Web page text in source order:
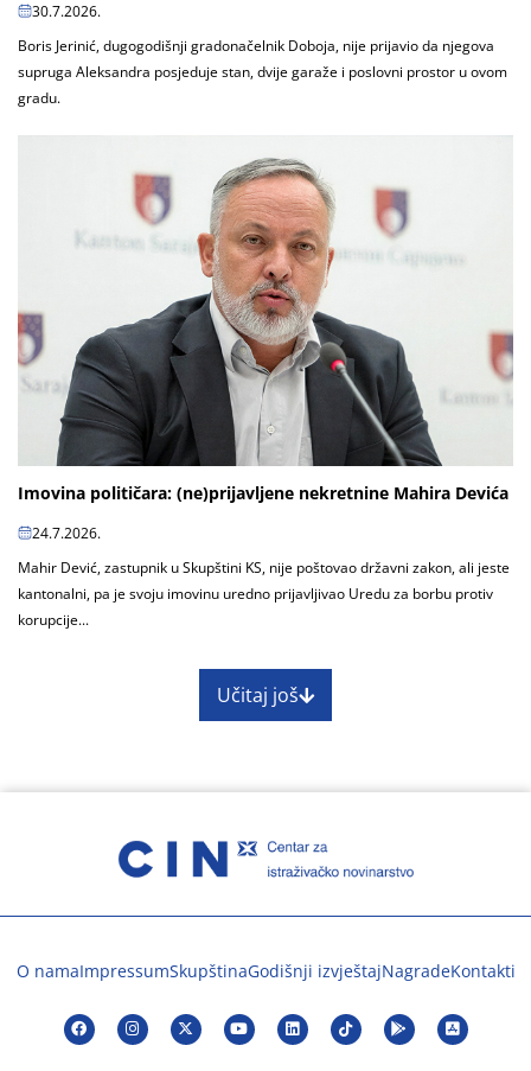
30.7.2026.
Boris Jerinić, dugogodišnji gradonačelnik Doboja, nije prijavio da njegova
supruga Aleksandra posjeduje stan, dvije garaže i poslovni prostor u ovom
gradu.
Imovina političara: (ne)prijavljene nekretnine Mahira Devića
24.7.2026.
Mahir Dević, zastupnik u Skupštini KS, nije poštovao državni zakon, ali jeste
kantonalni, pa je svoju imovinu uredno prijavljivao Uredu za borbu protiv
korupcije...
Učitaj još
O namaImpressumSkupštinaGodišnji izvještajNagradeKontakti